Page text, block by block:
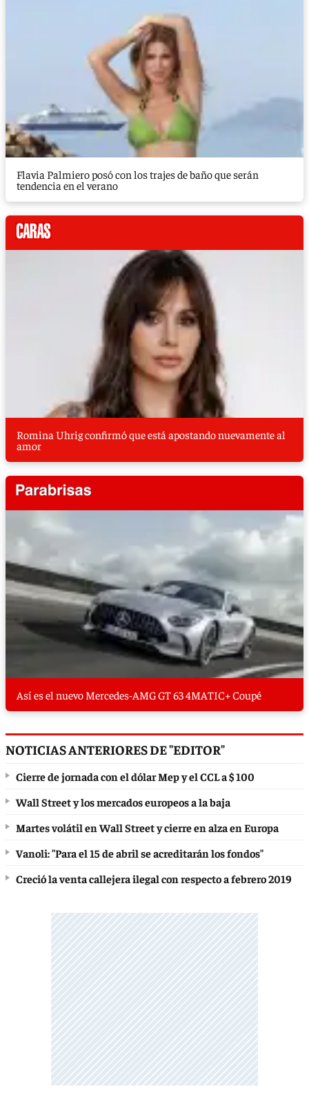
Flavia Palmiero posó con los trajes de baño que serán
tendencia en el verano
Romina Uhrig confirmó que está apostando nuevamente al
amor
Así es el nuevo Mercedes-AMG GT 63 4MATIC+ Coupé
NOTICIAS ANTERIORES DE "EDITOR"
Cierre de jornada con el dólar Mep y el CCL a $ 100
Wall Street y los mercados europeos a la baja
Martes volátil en Wall Street y cierre en alza en Europa
Vanoli: "Para el 15 de abril se acreditarán los fondos"
Creció la venta callejera ilegal con respecto a febrero 2019